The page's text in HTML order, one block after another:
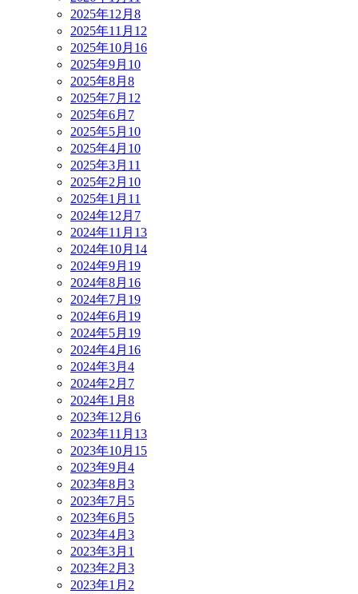
2025年12月 8
2025年11月 12
2025年10月 16
2025年9月 10
2025年8月 8
2025年7月 12
2025年6月 7
2025年5月 10
2025年4月 10
2025年3月 11
2025年2月 10
2025年1月 11
2024年12月 7
2024年11月 13
2024年10月 14
2024年9月 19
2024年8月 16
2024年7月 19
2024年6月 19
2024年5月 19
2024年4月 16
2024年3月 4
2024年2月 7
2024年1月 8
2023年12月 6
2023年11月 13
2023年10月 15
2023年9月 4
2023年8月 3
2023年7月 5
2023年6月 5
2023年4月 3
2023年3月 1
2023年2月 3
2023年1月 2